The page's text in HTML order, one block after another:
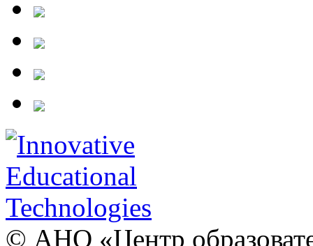
© АНО «Центр